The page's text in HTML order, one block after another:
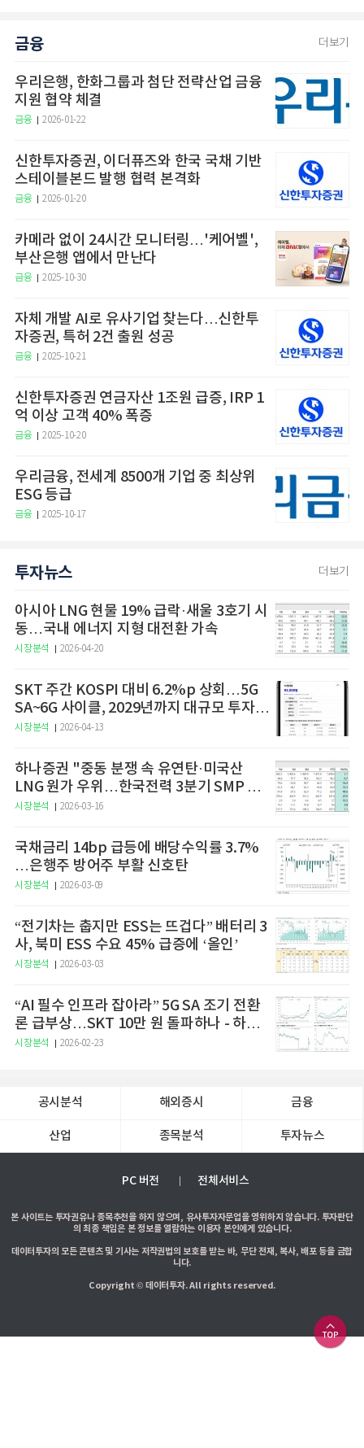
금융 더보기
우리은행, 한화그룹과 첨단 전략산업 금융
지원 협약 체결
금융 2026-01-22
신한투자증권, 이더퓨즈와 한국 국채 기반
스테이블본드 발행 협력 본격화
금융 2026-01-20
카메라 없이 24시간 모니터링…'케어벨',
부산은행 앱에서 만난다
금융 2025-10-30
자체 개발 AI로 유사기업 찾는다…신한투
자증권, 특허 2건 출원 성공
금융 2025-10-21
신한투자증권 연금자산 1조원 급증, IRP 1
억 이상 고객 40% 폭증
금융 2025-10-20
우리금융, 전세계 8500개 기업 중 최상위
ESG 등급
금융 2025-10-17
투자뉴스 더보기
아시아 LNG 현물 19% 급락·새울 3호기 시
동…국내 에너지 지형 대전환 가속
시장분석 2026-04-20
SKT 주간 KOSPI 대비 6.2%p 상회…5G
SA~6G 사이클, 2029년까지 대규모 투자
예고
시장분석 2026-04-13
하나증권 "중동 분쟁 속 유연탄·미국산
LNG 원가 우위…한국전력 3분기 SMP 상
승 전망"
시장분석 2026-03-16
국채금리 14bp 급등에 배당수익률 3.7%
…은행주 방어주 부활 신호탄
시장분석 2026-03-09
“전기차는 춥지만 ESS는 뜨겁다” 배터리 3
사, 북미 ESS 수요 45% 급증에 ‘올인’
시장분석 2026-03-03
“AI 필수 인프라 잡아라” 5G SA 조기 전환
론 급부상…SKT 10만 원 돌파하나 - 하나
증권
시장분석 2026-02-23
공시분석 해외증시 금융
산업 종목분석 투자뉴스
PC 버전 전체서비스
본 사이트는 투자권유나 종목추천을 하지 않으며, 유사투자자문업을 영위하지 않습니다. 투자판단
의 최종 책임은 본 정보를 열람하는 이용자 본인에게 있습니다.
데이터투자의 모든 콘텐츠 및 기사는 저작권법의 보호를 받는 바, 무단 전재, 복사, 배포 등을 금합
니다.
Copyright © 데이터투자. All rights reserved.